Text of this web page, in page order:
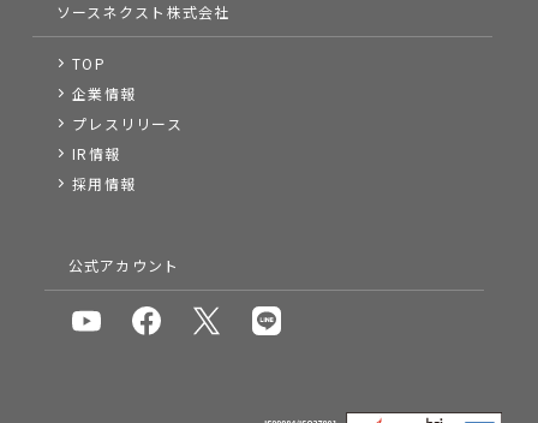
ソースネクスト株式会社
TOP
企業情報
プレスリリース
IR情報
採用情報
公式アカウント